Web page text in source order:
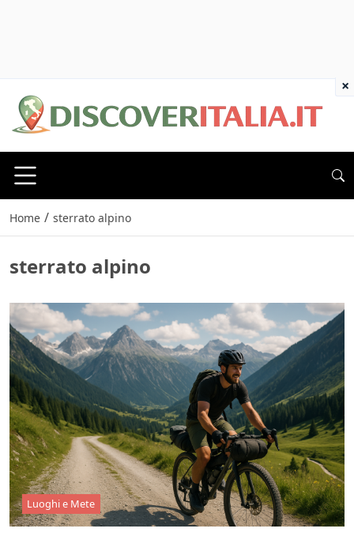
Home / sterrato alpino
sterrato alpino
Luoghi e Mete
×